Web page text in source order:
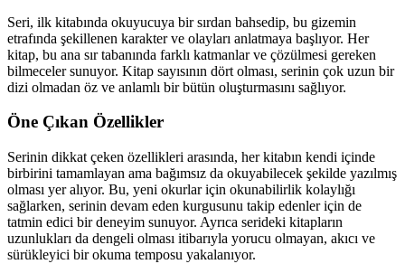
Seri, ilk kitabında okuyucuya bir sırdan bahsedip, bu gizemin
etrafında şekillenen karakter ve olayları anlatmaya başlıyor. Her
kitap, bu ana sır tabanında farklı katmanlar ve çözülmesi gereken
bilmeceler sunuyor. Kitap sayısının dört olması, serinin çok uzun bir
dizi olmadan öz ve anlamlı bir bütün oluşturmasını sağlıyor.
Öne Çıkan Özellikler
Serinin dikkat çeken özellikleri arasında, her kitabın kendi içinde
birbirini tamamlayan ama bağımsız da okuyabilecek şekilde yazılmış
olması yer alıyor. Bu, yeni okurlar için okunabilirlik kolaylığı
sağlarken, serinin devam eden kurgusunu takip edenler için de
tatmin edici bir deneyim sunuyor. Ayrıca serideki kitapların
uzunlukları da dengeli olması itibarıyla yorucu olmayan, akıcı ve
sürükleyici bir okuma temposu yakalanıyor.